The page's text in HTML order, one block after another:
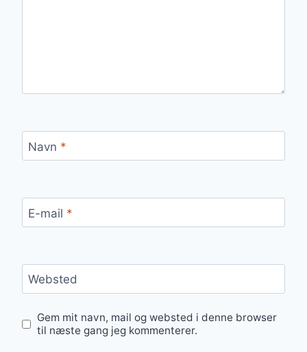
Navn *
E-mail *
Websted
Gem mit navn, mail og websted i denne browser
til næste gang jeg kommenterer.